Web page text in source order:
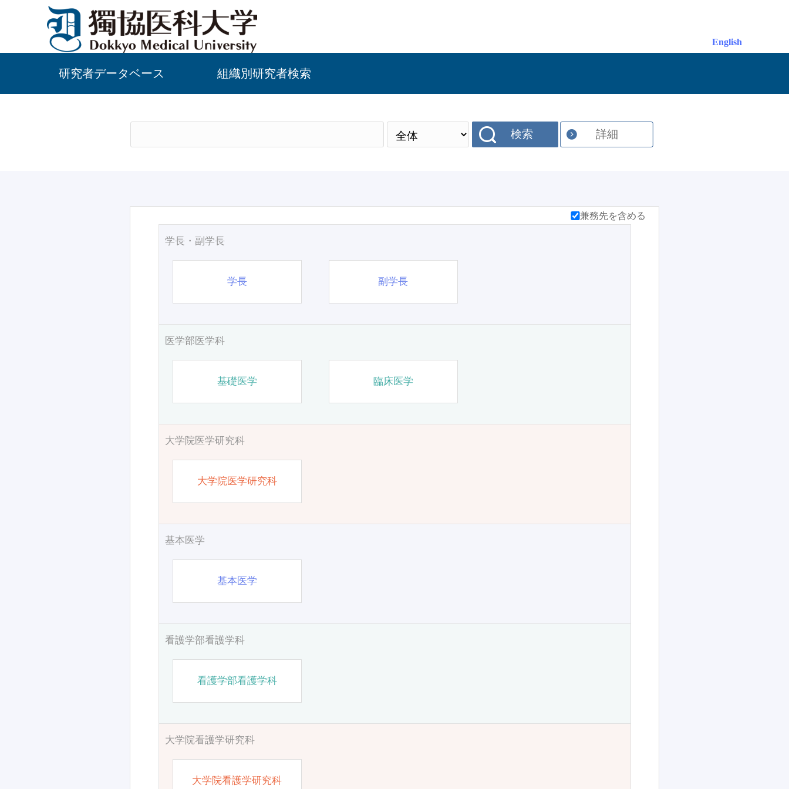
English
研究者データベース 組織別研究者検索
検索 詳細
兼務先を含める
学長・副学長
学長 副学長
医学部医学科
基礎医学 臨床医学
大学院医学研究科
大学院医学研究科
基本医学
基本医学
看護学部看護学科
看護学部看護学科
大学院看護学研究科
大学院看護学研究科